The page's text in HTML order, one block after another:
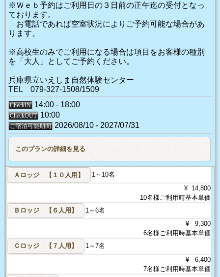
※Ｗｅｂ予約はご利用日の３日前の正午迄の受付となっ
ております。
お電話であれば空室状況によりご予約可能な場合があ
ります。
※高校生のみでご利用になる場合は項目をお客様の種別
を「大人」としてご予約ください。
兵庫県立いえしま自然体験センター
TEL 079-327-1508/1509
CheckIN 14:00 - 18:00
CheckOUT 10:00
ご宿泊可能期間 2026/08/10 - 2027/07/31
Ａロッジ 【１０人用】
1～10名
¥ 14,800
10名様ご利用時基本単価
Ｂロッジ 【６人用】
1～6名
¥ 9,300
6名様ご利用時基本単価
Ｃロッジ 【７人用】
1～7名
¥ 6,400
7名様ご利用時基本単価